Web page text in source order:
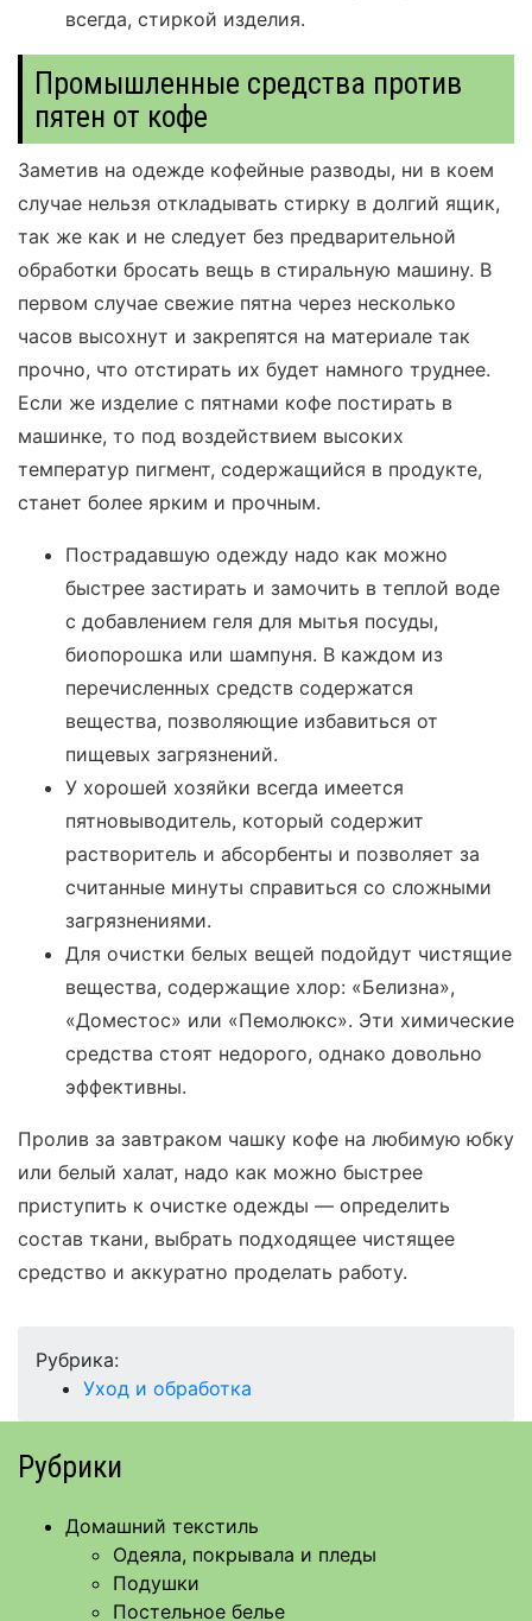
всегда, стиркой изделия.
Промышленные средства против
пятен от кофе
Заметив на одежде кофейные разводы, ни в коем
случае нельзя откладывать стирку в долгий ящик,
так же как и не следует без предварительной
обработки бросать вещь в стиральную машину. В
первом случае свежие пятна через несколько
часов высохнут и закрепятся на материале так
прочно, что отстирать их будет намного труднее.
Если же изделие с пятнами кофе постирать в
машинке, то под воздействием высоких
температур пигмент, содержащийся в продукте,
станет более ярким и прочным.
Пострадавшую одежду надо как можно
быстрее застирать и замочить в теплой воде
с добавлением геля для мытья посуды,
биопорошка или шампуня. В каждом из
перечисленных средств содержатся
вещества, позволяющие избавиться от
пищевых загрязнений.
У хорошей хозяйки всегда имеется
пятновыводитель, который содержит
растворитель и абсорбенты и позволяет за
считанные минуты справиться со сложными
загрязнениями.
Для очистки белых вещей подойдут чистящие
вещества, содержащие хлор: «Белизна»,
«Доместос» или «Пемолюкс». Эти химические
средства стоят недорого, однако довольно
эффективны.
Пролив за завтраком чашку кофе на любимую юбку
или белый халат, надо как можно быстрее
приступить к очистке одежды — определить
состав ткани, выбрать подходящее чистящее
средство и аккуратно проделать работу.
Рубрика:
Уход и обработка
Рубрики
Домашний текстиль
Одеяла, покрывала и пледы
Подушки
Постельное белье